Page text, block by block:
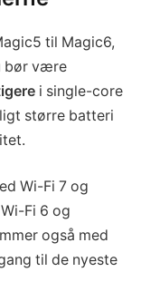
til Magic6,
bør være
i single-core
større batteri
Wi-Fi 7 og
Fi 6 og
også med
til de nyeste